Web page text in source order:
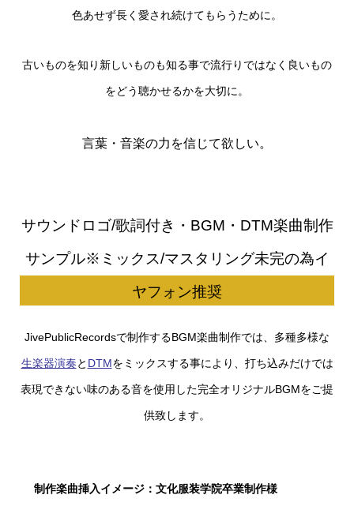
色あせず長く愛され続けてもらうために。
古いものを知り新しいものも知る事で流行りではなく良いもの
をどう聴かせるかを大切に。
言葉・音楽の力を信じて欲しい。
サウンドロゴ/歌詞付き・BGM・DTM楽曲制作
サンプル※ミックス/マスタリング未完の為イ
ヤフォン推奨
JivePublicRecordsで制作するBGM楽曲制作では、多種多様な
生楽器演奏と DTMをミックスする事により、打ち込みだけでは
表現できない味のある音を使用した完全オリジナルBGMをご提
供致します。
制作楽曲挿入イメージ：文化服装学院卒業制作様